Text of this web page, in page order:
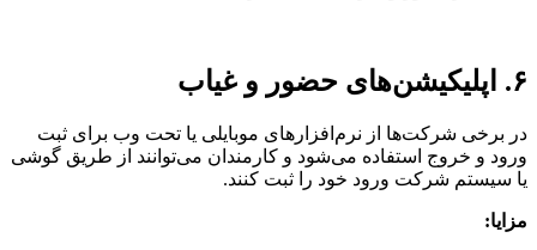
۶. اپلیکیشن‌های حضور و غیاب
در برخی شرکت‌ها از نرم‌افزارهای موبایلی یا تحت وب برای ثبت
ورود و خروج استفاده می‌شود و کارمندان می‌توانند از طریق گوشی
یا سیستم شرکت ورود خود را ثبت کنند.
مزایا: